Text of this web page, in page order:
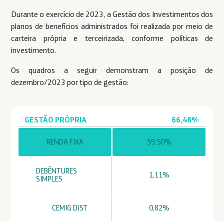
Durante o exercício de 2023, a Gestão dos Investimentos dos
planos de benefícios administrados foi realizada por meio de
carteira própria e terceirizada, conforme políticas de
investimento.
Os quadros a seguir demonstram a posição de
dezembro/2023 por tipo de gestão:
GESTÃO PRÓPRIA 66,48%
RENDA FIXA 59,50%
DEBÊNTURES
SIMPLES
1,11%
CEMIG DIST 0,82%